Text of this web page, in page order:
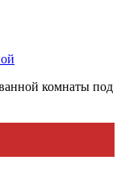
комнаты под